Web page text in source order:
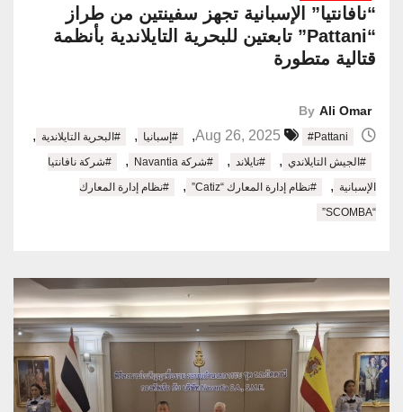
“نافانتيا” الإسبانية تجهز سفينتين من طراز
“Pattani” تابعتين للبحرية التايلاندية بأنظمة
قتالية متطورة
By Ali Omar
#Pattani
, #إسبانيا , #البحرية التايلاندية ,
#الجيش التايلاندي , #تايلاند , #شركة Navantia ,
#شركة نافانتيا
الإسبانية , #نظام إدارة المعارك “Catiz” ,
#نظام إدارة المعارك
“SCOMBA”